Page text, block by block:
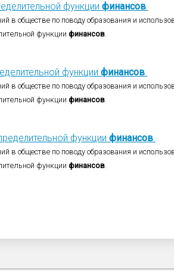
функции финансов.
в обществе по поводу образования и
функции финансов.
функции финансов.
в обществе по поводу образования и
функции финансов.
функции финансов.
в обществе по поводу образования и
функции финансов.